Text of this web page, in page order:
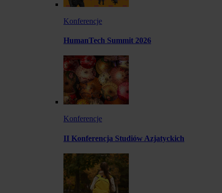
Konferencje
HumanTech Summit 2026
Konferencje
II Konferencja Studiów Azjatyckich